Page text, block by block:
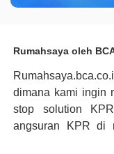
Rumahsaya oleh
dimana kami ingin
stop solution
angsuran KPR di